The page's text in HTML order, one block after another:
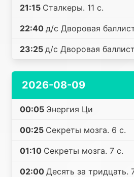
21:15 Сталкеры. 11 с.
22:40 д/с Дворовая
23:25 д/с Дворовая
2026-08-09
00:05 Энергия Ци
00:25 Секреты мозга. 6 с.
01:10 Секреты мозга. 7 с.
02:00 Десять за тридцать.